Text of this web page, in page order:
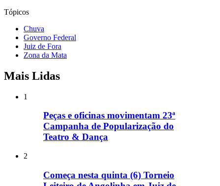
Tópicos
Chuva
Governo Federal
Juiz de Fora
Zona da Mata
Mais Lidas
1
Peças e oficinas movimentam 23ª
Campanha de Popularização do
Teatro & Dança
2
Começa nesta quinta (6) Torneio